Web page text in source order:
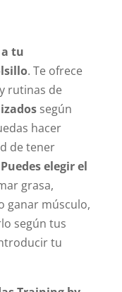
tu
. Te ofrece
rutinas de
según
hacer
de tener
Puedes elegir el
grasa,
ganar músculo,
según tus
tu